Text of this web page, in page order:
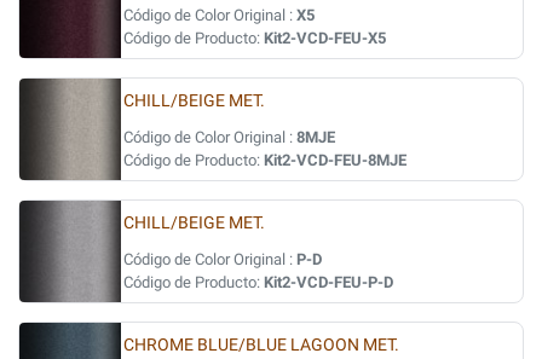
Código de Color Original : X5
Código de Producto: Kit2-VCD-FEU-X5
CHILL/BEIGE MET.
Código de Color Original : 8MJE
Código de Producto: Kit2-VCD-FEU-8MJE
CHILL/BEIGE MET.
Código de Color Original : P-D
Código de Producto: Kit2-VCD-FEU-P-D
CHROME BLUE/BLUE LAGOON MET.